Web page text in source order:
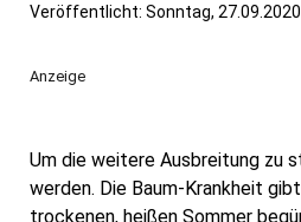
Veröffentlicht: Sonntag,
Anzeige
Um die weitere Ausbreitung zu
werden. Die Baum-Krankheit
trockenen, heißen Sommer